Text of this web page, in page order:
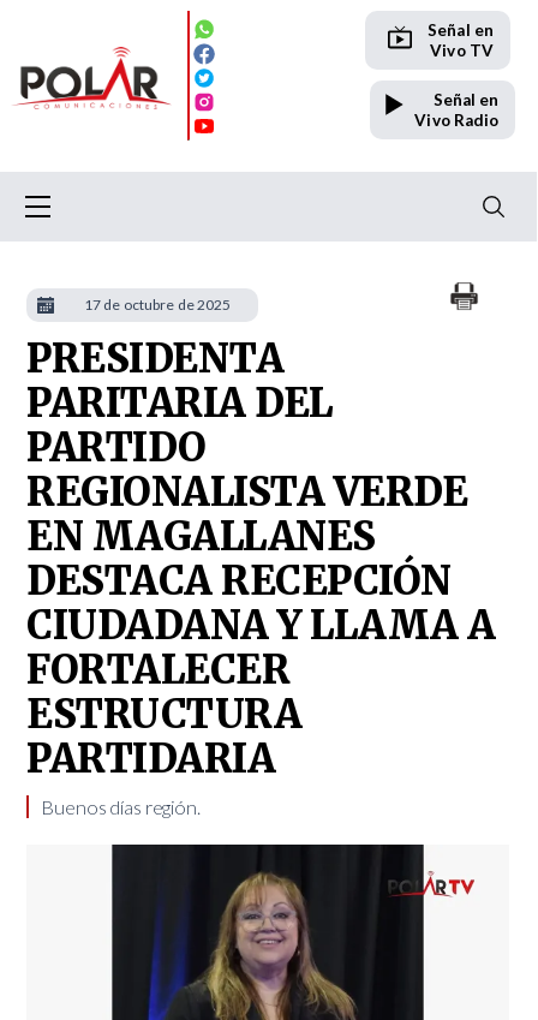
Señal en
Vivo TV
Señal en
Vivo Radio
PRESIDENTA
PARITARIA DEL
PARTIDO
REGIONALISTA VERDE
EN MAGALLANES
DESTACA RECEPCIÓN
CIUDADANA Y LLAMA A
FORTALECER
ESTRUCTURA
PARTIDARIA
Buenos días región.
17 de octubre de 2025